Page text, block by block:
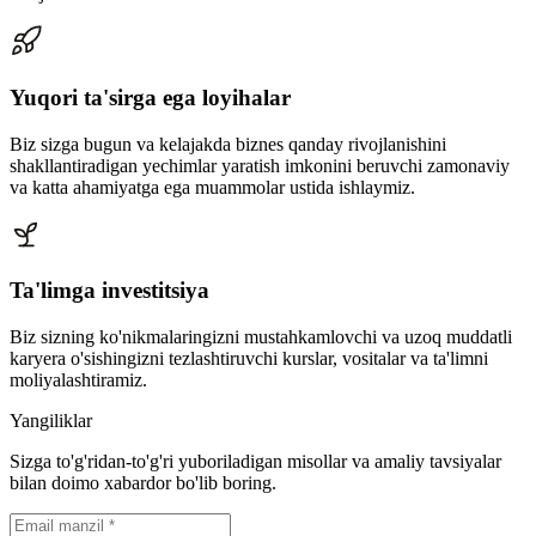
Yuqori ta'sirga ega loyihalar
Biz sizga bugun va kelajakda biznes qanday rivojlanishini
shakllantiradigan yechimlar yaratish imkonini beruvchi zamonaviy
va katta ahamiyatga ega muammolar ustida ishlaymiz.
Ta'limga investitsiya
Biz sizning ko'nikmalaringizni mustahkamlovchi va uzoq muddatli
karyera o'sishingizni tezlashtiruvchi kurslar, vositalar va ta'limni
moliyalashtiramiz.
Yangiliklar
Sizga to'g'ridan-to'g'ri yuboriladigan misollar va amaliy tavsiyalar
bilan doimo xabardor bo'lib boring.